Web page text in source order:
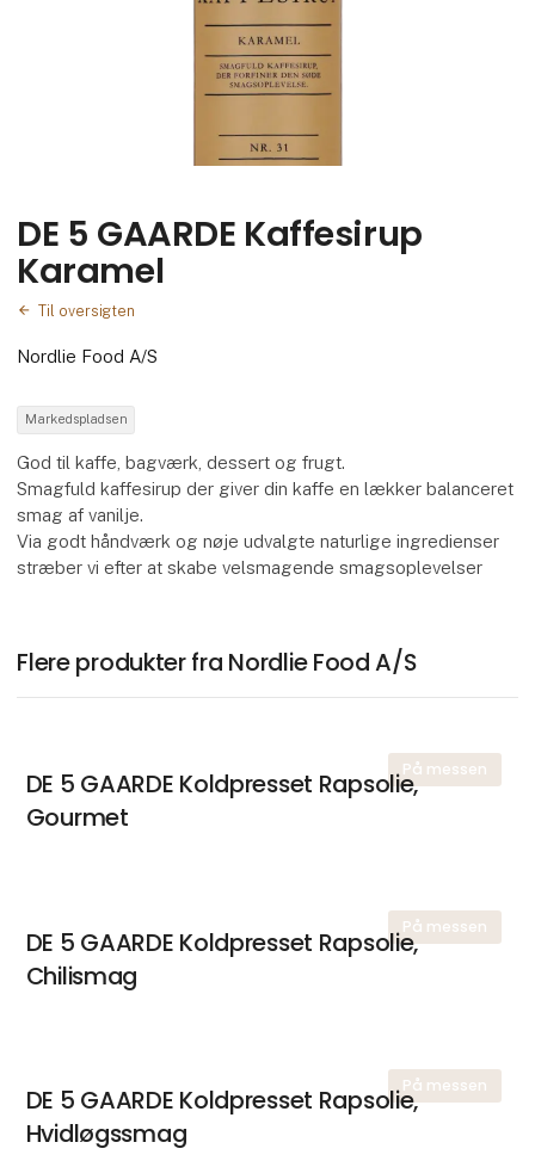
DE 5 GAARDE Kaffesirup
Karamel
Til oversigten
Nordlie Food A/S
Markedspladsen
God til kaffe, bagværk, dessert og frugt.
Smagfuld kaffesirup der giver din kaffe en lækker balanceret
smag af vanilje.
Via godt håndværk og nøje udvalgte naturlige ingredienser
stræber vi efter at skabe velsmagende smagsoplevelser
Flere produkter fra Nordlie Food A/S
På messen
DE 5 GAARDE Koldpresset Rapsolie,
Gourmet
På messen
DE 5 GAARDE Koldpresset Rapsolie,
Chilismag
På messen
DE 5 GAARDE Koldpresset Rapsolie,
Hvidløgssmag